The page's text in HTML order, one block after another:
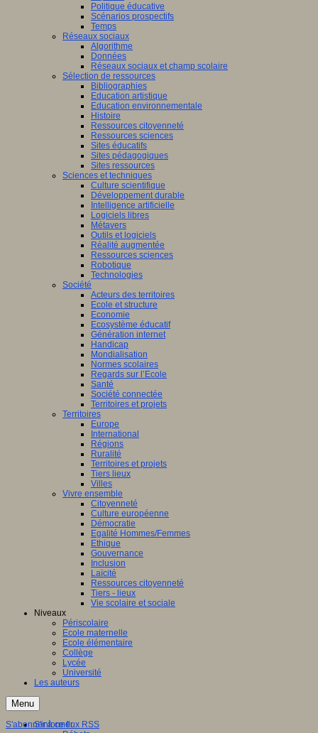
Politique éducative
Scénarios prospectifs
Temps
Réseaux sociaux
Algorithme
Données
Réseaux sociaux et champ scolaire
Sélection de ressources
Bibliographies
Education artistique
Education environnementale
Histoire
Ressources citoyenneté
Ressources sciences
Sites éducatifs
Sites pédagogiques
Sites ressources
Sciences et techniques
Culture scientifique
Développement durable
Intelligence artificielle
Logiciels libres
Métavers
Outils et logiciels
Réalité augmentée
Ressources sciences
Robotique
Technologies
Société
Acteurs des territoires
Ecole et structure
Economie
Ecosystème éducatif
Génération internet
Handicap
Mondialisation
Normes scolaires
Regards sur l’Ecole
Santé
Société connectée
Territoires et projets
Territoires
Europe
International
Régions
Ruralité
Territoires et projets
Tiers lieux
Villes
Vivre ensemble
Citoyenneté
Culture européenne
Démocratie
Egalité Hommes/Femmes
Ethique
Gouvernance
Inclusion
Laïcité
Ressources citoyenneté
Tiers - lieux
Vie scolaire et sociale
Niveaux
Périscolaire
Ecole maternelle
Ecole élémentaire
Collège
Lycée
Université
Les auteurs
Menu
S'informer
S'abonner à ce flux RSS